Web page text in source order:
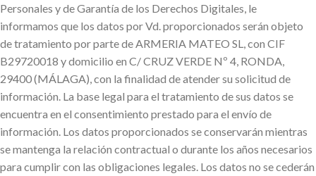
Personales y de Garantía de los Derechos Digitales, le
informamos que los datos por Vd. proporcionados serán objeto
de tratamiento por parte de ARMERIA MATEO SL, con CIF
B29720018 y domicilio en C/ CRUZ VERDE Nº 4, RONDA,
29400 (MÁLAGA), con la finalidad de atender su solicitud de
información. La base legal para el tratamiento de sus datos se
encuentra en el consentimiento prestado para el envío de
información. Los datos proporcionados se conservarán mientras
se mantenga la relación contractual o durante los años necesarios
para cumplir con las obligaciones legales. Los datos no se cederán